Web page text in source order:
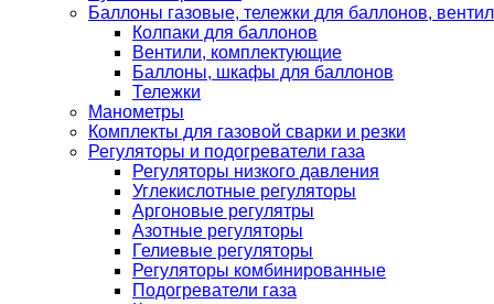
Баллоны газовые, тележки для баллонов,
Колпаки для баллонов
Вентили, комплектующие
Баллоны, шкафы для баллонов
Тележки
Манометры
Комплекты для газовой сварки и резки
Регуляторы и подогреватели газа
Регуляторы низкого давления
Углекислотные регуляторы
Аргоновые регулятры
Азотные регуляторы
Гелиевые регуляторы
Регуляторы комбинированные
Подогреватели газа